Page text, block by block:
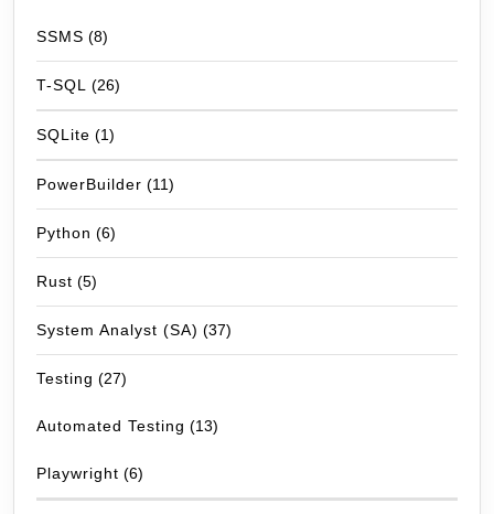
SSMS (8)
T-SQL (26)
SQLite (1)
PowerBuilder (11)
Python (6)
Rust (5)
System Analyst (SA) (37)
Testing (27)
Automated Testing (13)
Playwright (6)